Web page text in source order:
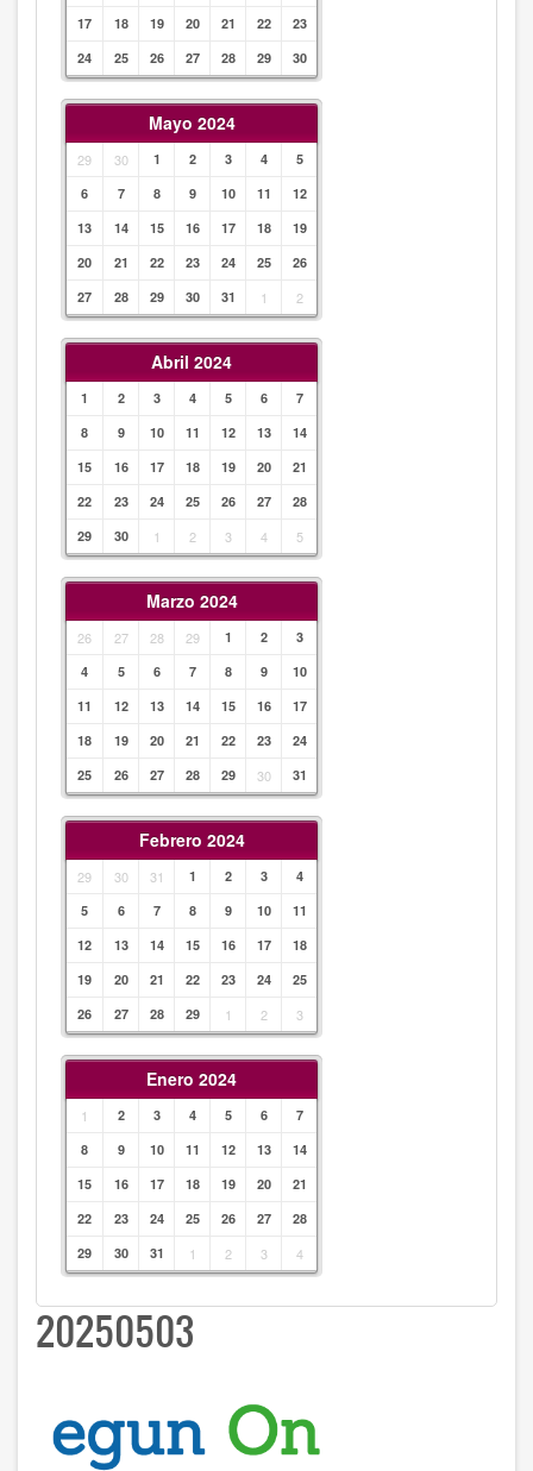
17
18 19 20 21 22
23
24
25 26 27 28 29 30
Mayo 2024
29 30 1 2 3 4
5
6
7 8 9 10 11
12
13
14 15 16 17 18
19
20
21 22 23 24 25
26
27
28 29 30 31 1 2
Abril 2024
1 2 3 4 5 6
7
8
9 10 11 12 13
14
15
16 17 18 19 20
21
22
23 24 25 26 27
28
29
30 1 2 3 4 5
Marzo 2024
26 27 28 29 1 2
3
4
5 6 7 8 9
10
11
12 13 14 15 16
17
18
19 20 21 22 23
24
25
26 27 28 29 30 31
Febrero 2024
29 30 31 1 2 3
4
5
6 7 8 9 10
11
12
13 14 15 16 17
18
19
20 21 22 23 24
25
26
27 28 29 1 2 3
Enero 2024
1 2 3 4 5 6
7
8
9 10 11 12 13
14
15
16 17 18 19 20
21
22
23 24 25 26 27
28
29
30 31 1 2 3 4
20250503